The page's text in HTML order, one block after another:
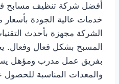
أفضل شركة تنظيف مسابح
خدمات عالية الجودة
الشركة مجهزة بأحدث
المسبح بشكل فعال وفعال.
بفريق عمل مدرب ومؤهل
والمعدات المناسبة للحصول